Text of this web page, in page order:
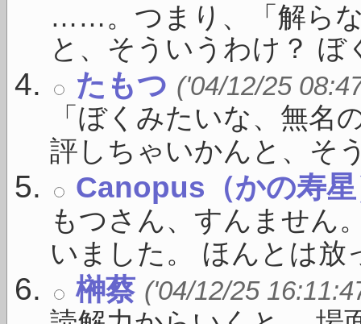
……。つまり、「解ら
と、そういうわけ？
たもつ ('04/12/25
「ぼくみたいな、無名
評しちゃいかんと、そ
Canopus（かの寿
もつさん、すんません
いました。 ほんとは
榊蔡 ('04/12/25